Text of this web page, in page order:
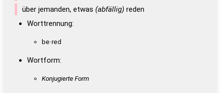
über jemanden, etwas (abfällig) reden
Worttrennung:
be·red
Wortform:
Konjugierte Form